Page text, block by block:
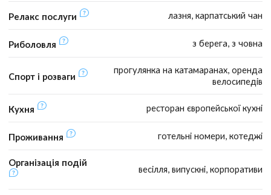
Релакс послуги лазня, карпатський чан
Риболовля з берега, з човна
Спорт і розваги
прогулянка на катамаранах, оренда
велосипедів
Кухня ресторан європейської кухні
Проживання готельні номери, котеджі
Організація подій
весілля, випускні, корпоративи